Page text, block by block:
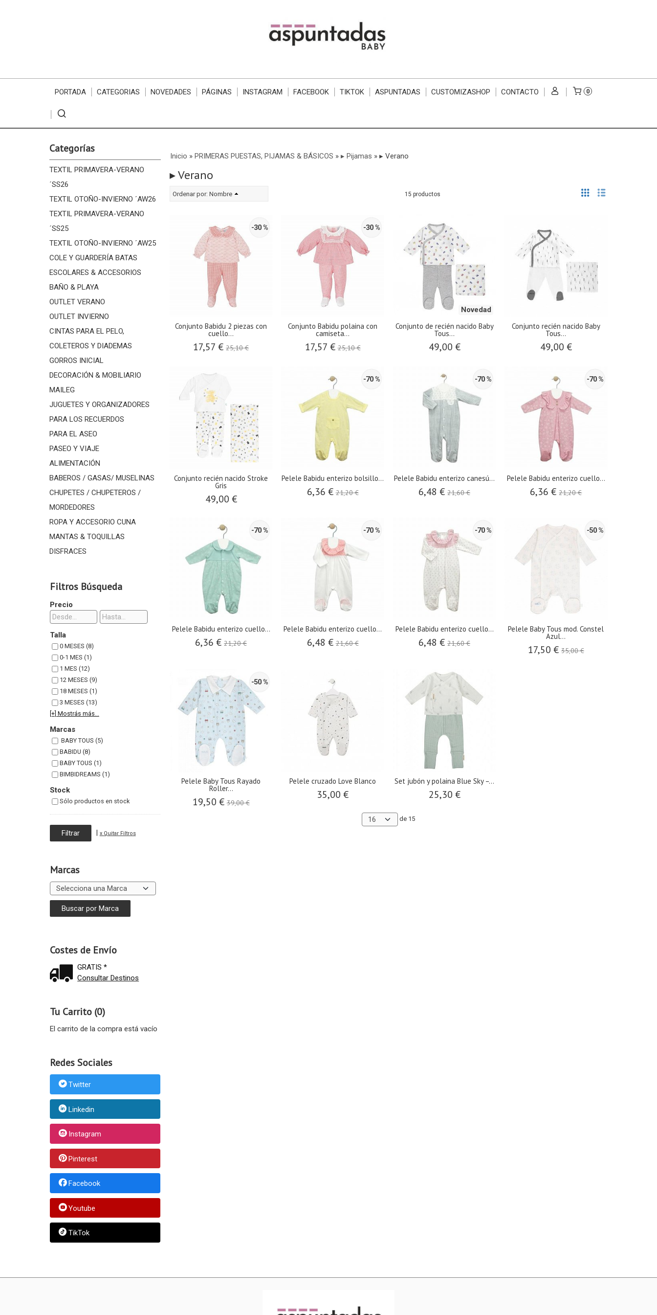
PORTADA CATEGORIAS NOVEDADES PÁGINAS INSTAGRAM FACEBOOK TIKTOK ASPUNTADAS CUSTOMIZASHOP CONTACTO 0
Categorías
TEXTIL PRIMAVERA-VERANO
´SS26
TEXTIL OTOÑO-INVIERNO ´AW26
TEXTIL PRIMAVERA-VERANO
´SS25
TEXTIL OTOÑO-INVIERNO ´AW25
COLE Y GUARDERÍA BATAS
ESCOLARES & ACCESORIOS
BAÑO & PLAYA
OUTLET VERANO
OUTLET INVIERNO
CINTAS PARA EL PELO,
COLETEROS Y DIADEMAS
GORROS INICIAL
DECORACIÓN & MOBILIARIO
MAILEG
JUGUETES Y ORGANIZADORES
PARA LOS RECUERDOS
PARA EL ASEO
PASEO Y VIAJE
ALIMENTACIÓN
BABEROS / GASAS/ MUSELINAS
CHUPETES / CHUPETEROS /
MORDEDORES
ROPA Y ACCESORIO CUNA
MANTAS & TOQUILLAS
DISFRACES
Filtros Búsqueda
Precio
Talla
0 MESES (8)
0-1 MES (1)
1 MES (12)
12 MESES (9)
18 MESES (1)
3 MESES (13)
[+] Mostrás más...
Marcas
BABY TOUS (5)
BABIDU (8)
BABY TOUS (1)
BIMBIDREAMS (1)
Stock
Sólo productos en stock
| x Quitar Filtros
Marcas
Costes de Envío
GRATIS *
Consultar Destinos
Tu Carrito (0)
El carrito de la compra está vacío
Redes Sociales
Twitter
Linkedin
Instagram
Pinterest
Facebook
Youtube
TikTok
Inicio » PRIMERAS PUESTAS, PIJAMAS & BÁSICOS » ▸ Pijamas » ▸ Verano
▸ Verano
Ordenar por: Nombre 15 productos
-30 %
Conjunto Babidu 2 piezas con
cuello...
17,57 €25,10 €
-30 %
Conjunto Babidu polaina con
camiseta...
17,57 €25,10 €
Novedad
Conjunto de recién nacido Baby
Tous...
49,00 €
Conjunto recién nacido Baby
Tous...
49,00 €
Conjunto recién nacido Stroke
Gris
49,00 €
-70 %
Pelele Babidu enterizo bolsillo...
6,36 €21,20 €
-70 %
Pelele Babidu enterizo canesú...
6,48 €21,60 €
-70 %
Pelele Babidu enterizo cuello...
6,36 €21,20 €
-70 %
Pelele Babidu enterizo cuello...
6,36 €21,20 €
-70 %
Pelele Babidu enterizo cuello...
6,48 €21,60 €
-70 %
Pelele Babidu enterizo cuello...
6,48 €21,60 €
-50 %
Pelele Baby Tous mod. Constel
Azul...
17,50 € 35,00 €
-50 %
Pelele Baby Tous Rayado
Roller...
19,50 €39,00 €
Pelele cruzado Love Blanco
35,00 €
​Set jubón y polaina Blue Sky –...
25,30 €
de 15